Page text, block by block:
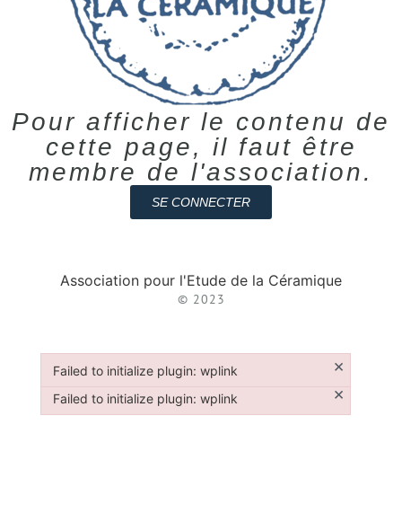
Pour afficher le contenu de
cette page, il faut être
membre de l'association.
SE CONNECTER
Association pour l'Etude de la Céramique
© 2023
Failed to initialize plugin: wplink ×
Failed to initialize plugin: wplink
Failed to initialize plugin: wplink ×